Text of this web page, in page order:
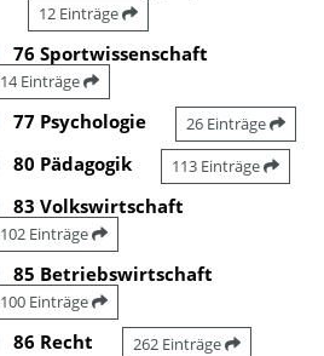
12 Einträge
76 Sportwissenschaft
14 Einträge
77 Psychologie 26 Einträge
80 Pädagogik 113 Einträge
83 Volkswirtschaft
102 Einträge
85 Betriebswirtschaft
100 Einträge
86 Recht 262 Einträge